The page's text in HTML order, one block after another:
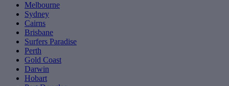
Melbourne
Sydney
Cairns
Brisbane
Surfers Paradise
Perth
Gold Coast
Darwin
Hobart